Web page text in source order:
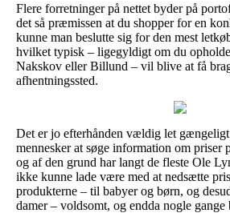
Flere forretninger på nettet byder på
det så præmissen at du shopper for en
kunne man beslutte sig for den mest
hvilket typisk – ligegyldigt om du
Nakskov eller Billund – vil blive at få
afhentningssted.
Det er jo efterhånden vældig let
mennesker at søge information om priser
og af den grund har langt de fleste Ole
ikke kunne lade være med at nedsætte
produkterne – til babyer og børn, og
damer – voldsomt, og endda nogle gange